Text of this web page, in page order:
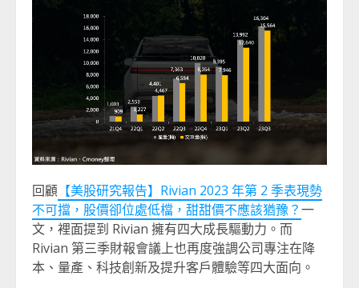
回顧 【美股研究報告】Rivian 2023 年第 2 季表現勢
不可擋，股價卻位處低檔，甜甜價不應該猶豫？一
文，裡面提到 Rivian 擁有四大成長驅動力。而
Rivian 第三季財報會議上也再度強調公司專注在降
本、量產、科技創新及提升客戶體驗等四大面向。